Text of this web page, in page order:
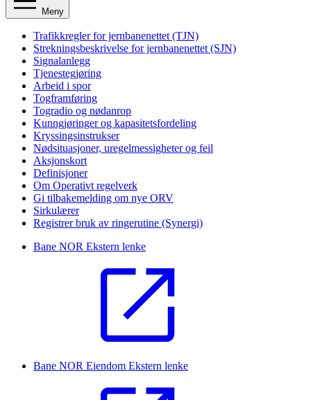
Meny
Trafikkregler for jernbanenettet (TJN)
Strekningsbeskrivelse for jernbanenettet (SJN)
Signalanlegg
Tjenestegjøring
Arbeid i spor
Togframføring
Togradio og nødanrop
Kunngjøringer og kapasitetsfordeling
Kryssingsinstrukser
Nødsituasjoner, uregelmessigheter og feil
Aksjonskort
Definisjoner
Om Operativt regelverk
Gi tilbakemelding om nye ORV
Sirkulærer
Registrer bruk av ringerutine (Synergi)
Bane NOR Ekstern lenke
Bane NOR Eiendom Ekstern lenke